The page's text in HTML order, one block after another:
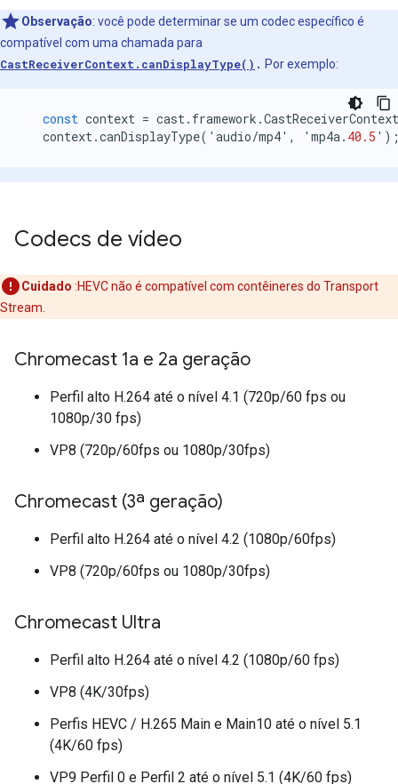
Observação: você pode determinar se um codec específico é
compatível com uma chamada para
CastReceiverContext.canDisplayType() . Por exemplo:
const context = cast. framework .CastReceiverContext
context.canDisplayType( ' audio/mp4' , ' mp4a. 40.5 '
Codecs de vídeo
Cuidado :HEVC não é compatível com contêineres do Transport
Stream.
Chromecast 1a e 2a geração
Perfil alto H.264 até o nível 4.1 (720p/60 fps ou
1080p/30 fps)
VP8 (720p/60fps ou 1080p/30fps)
Chromecast (3ª geração)
Perfil alto H.264 até o nível 4.2 (1080p/60fps)
VP8 (720p/60fps ou 1080p/30fps)
Chromecast Ultra
Perfil alto H.264 até o nível 4.2 (1080p/60 fps)
VP8 (4K/30fps)
Perfis HEVC / H.265 Main e Main10 até o nível 5.1
(4K/60 fps)
VP9 Perfil 0 e Perfil 2 até o nível 5.1 (4K/60 fps)